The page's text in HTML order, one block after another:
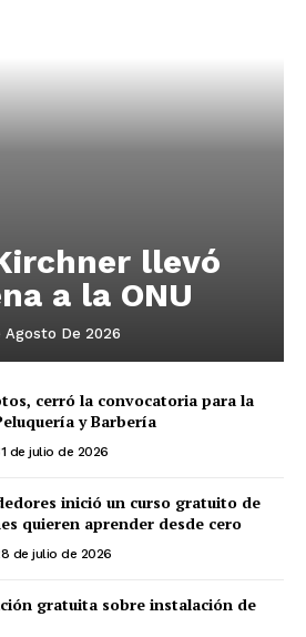
llevó
a la ONU
Agosto De 2026
cerró la convocatoria para la
y Barbería
de julio de 2026
inició un curso gratuito de
quieren aprender desde cero
de julio de 2026
gratuita sobre instalación de